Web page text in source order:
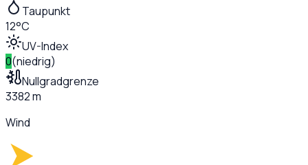
Taupunkt
12°C
UV-Index
0(niedrig)
Nullgradgrenze
3382 m
Wind